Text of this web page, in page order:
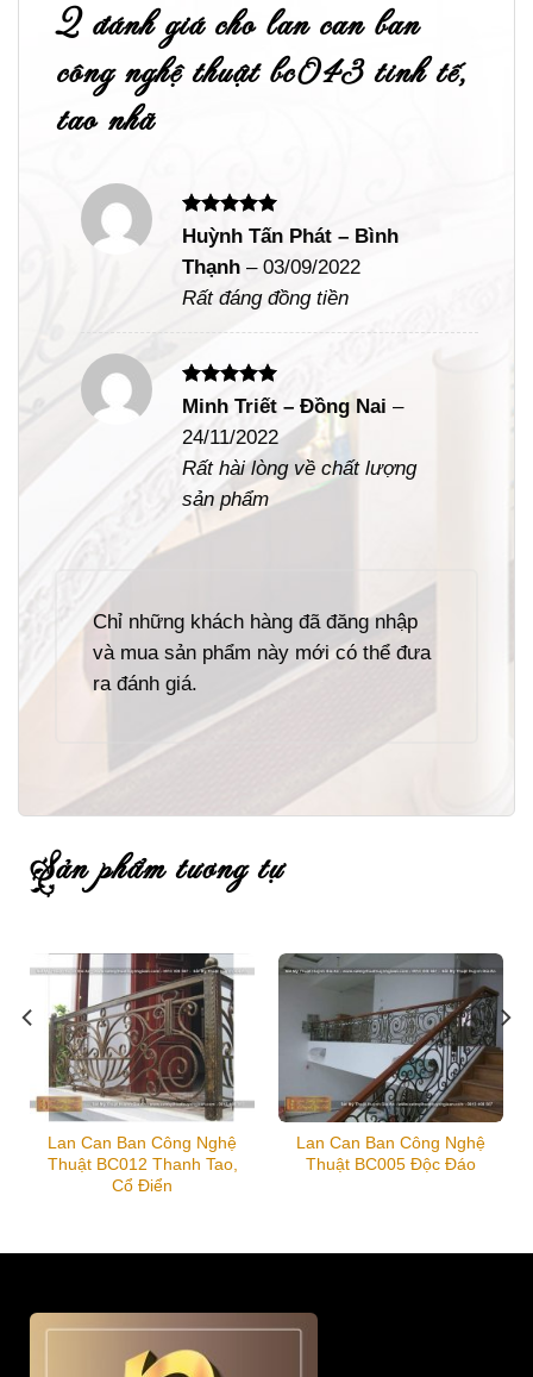
2 đánh giá cholan can ban
công nghệ thuật bc043 tinh tế,
tao nhã
Được xếp
hạng
sao
Huỳnh Tấn Phát – Bình
Thạnh– 03/09/2022
Rất đáng đồng tiền
Được xếp
sao
Minh Triết – Đồng Nai–
24/11/2022
Rất hài lòng về chất lượng
sản phẩm
Chỉ những khách hàng đã đăng nhập
và mua sản phẩm này mới có thể đưa
ra đánh giá.
sản phẩm tương tự
Lan Can Ban Công Nghệ
Thuật BC012 Thanh Tao,
Cổ Điển
Lan Can Ban Công Nghệ
Thuật BC005 Độc Đáo